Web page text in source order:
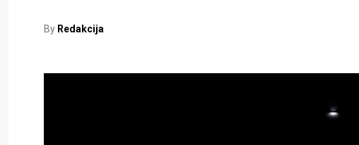
By Redakcija